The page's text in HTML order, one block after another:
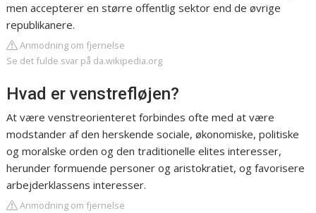
men accepterer en større offentlig sektor end de øvrige
republikanere.
Anmodning om fjernelse
Se det fulde svar på da.wikipedia.org
Hvad er venstrefløjen?
At være venstreorienteret forbindes ofte med at være
modstander af den herskende sociale, økonomiske, politiske
og moralske orden og den traditionelle elites interesser,
herunder formuende personer og aristokratiet, og favorisere
arbejderklassens interesser.
Anmodning om fjernelse